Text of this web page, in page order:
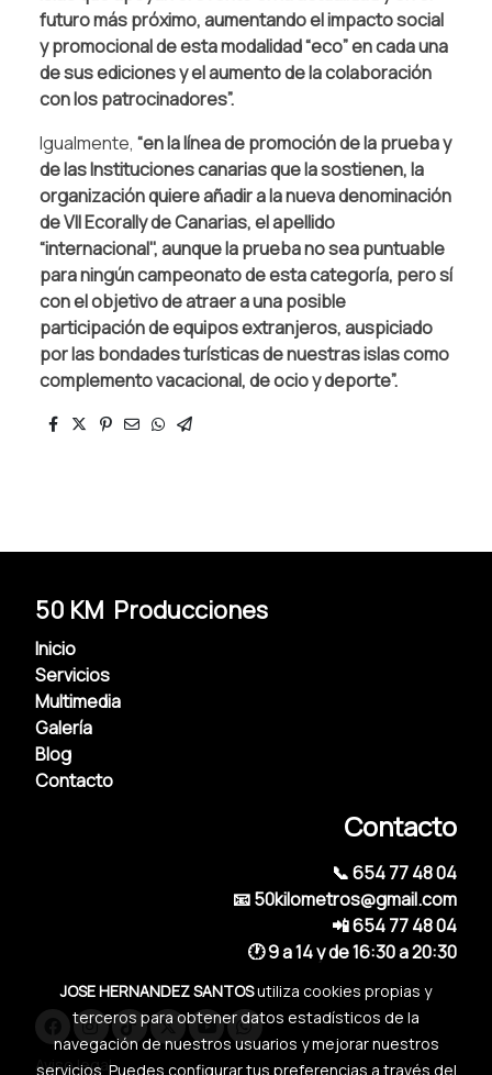
futuro más próximo, aumentando el impacto social
y promocional de esta modalidad “eco” en cada una
de sus ediciones y el aumento de la colaboración
con los patrocinadores”.
Igualmente, “en la línea de promoción de la prueba y
de las Instituciones canarias que la sostienen, la
organización quiere añadir a la nueva denominación
de VII Ecorally de Canarias, el apellido
“internacional", aunque la prueba no sea puntuable
para ningún campeonato de esta categoría, pero sí
con el objetivo de atraer a una posible
participación de equipos extranjeros, auspiciado
por las bondades turísticas de nuestras islas como
complemento vacacional, de ocio y deporte”.
50 KM Producciones
Inicio
Servicios
Multimedia
Galería
Blog
Contacto
Contacto
📞 654 77 48 04
📧 50kilometros@gmail.com
📲 654 77 48 04
🕐 9 a 14 y de 16:30 a 20:30
Aviso legal
JOSE HERNANDEZ SANTOSutiliza cookies propias y
terceros para obtener datos estadísticos de la
navegación de nuestros usuarios y mejorar nuestros
servicios. Puedes configurar tus preferencias a través del